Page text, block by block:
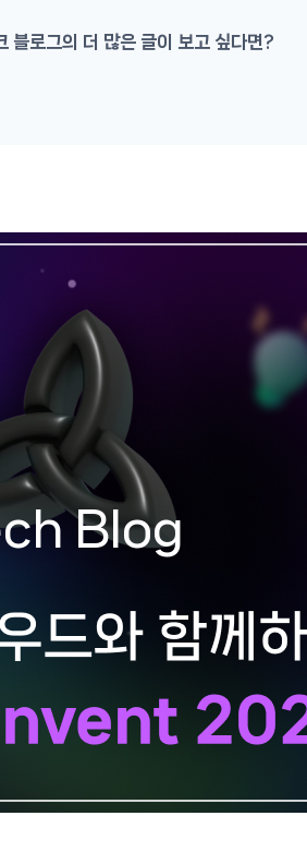
로그의 더 많은 글이 보고 싶다면?
Blog